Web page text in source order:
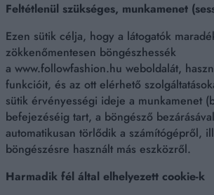
Feltétlenül szükséges, munkamenet
Ezen sütik célja, hogy a látogatók
zökkenőmentesen böngészhessék
a www.followfashion.hu weboldalát,
funkcióit, és az ott elérhető
sütik érvényességi ideje a munkamenet
befejezéséig tart, a böngésző
automatikusan törlődik a számítógépről,
böngészésre használt más eszközről.
Harmadik fél által elhelyezett cookie-k